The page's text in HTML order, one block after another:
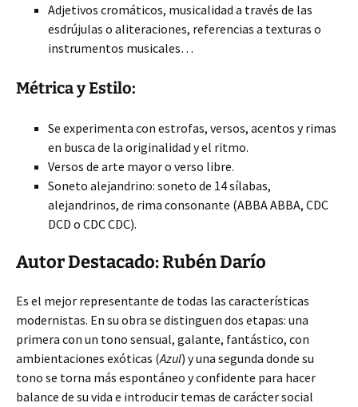
Adjetivos cromáticos, musicalidad a través de las
esdrújulas o aliteraciones, referencias a texturas o
instrumentos musicales…
Métrica y Estilo:
Se experimenta con estrofas, versos, acentos y rimas
en busca de la originalidad y el ritmo.
Versos de arte mayor o verso libre.
Soneto alejandrino: soneto de 14 sílabas,
alejandrinos, de rima consonante (ABBA ABBA, CDC
DCD o CDC CDC).
Autor Destacado: Rubén Darío
Es el mejor representante de todas las características
modernistas. En su obra se distinguen dos etapas: una
primera con un tono sensual, galante, fantástico, con
ambientaciones exóticas (Azul) y una segunda donde su
tono se torna más espontáneo y confidente para hacer
balance de su vida e introducir temas de carácter social